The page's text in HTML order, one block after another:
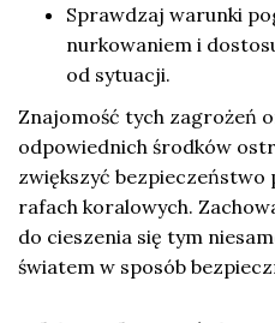
Sprawdzaj warunki
nurkowaniem i
od sytuacji.
Znajomość tych zagrożeń
odpowiednich środków
zwiększyć bezpieczeństwo
rafach koralowych.
do cieszenia się tym
światem w sposób